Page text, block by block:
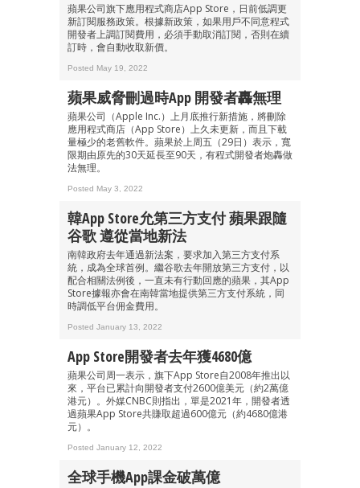
蘋果公司旗下應用程式商店App Store，日前低調更
新訂閱服務政策。根據新政策，如果用戶不同意程式
開發者上調訂閱費用，必須手動取消訂閱，否則在續
訂時，會自動收取新價。
Posted May 19, 2022
蘋果威脅刪過時App 開發者轟無理
蘋果公司（Apple Inc.）上月底推行新措施，將刪除
應用程式商店（App Store）上久未更新，而且下載
量極少的老舊軟件。蘋果於上周五（29日）表示，寬
限期由原先的30天延長至90天，有程式開發者炮轟做
法無理。
Posted May 3, 2022
韓App Store允第三方支付 蘋果跟隨
谷歌 遵從當地新法
南韓政府去年通過新法案，要求加入第三方支付系
統，成為全球首例。繼谷歌去年開放第三方支付，以
配合相關法例後，一直未有行動回應的蘋果，其App
Store據報亦會在南韓當地提供第三方支付系統，同
時調低平台佣金費用。
Posted January 13, 2022
App Store開發者去年獲4680億
蘋果公司周一表示，旗下App Store自2008年推出以
來，平台已累計向開發者支付2600億美元（約2萬億
港元）。外媒CNBC則指出，單是2021年，開發者透
過蘋果App Store共賺取超過600億元（約4680億港
元）。
Posted January 12, 2022
全球手機App課金破萬億
成為 EJ Tech 會員